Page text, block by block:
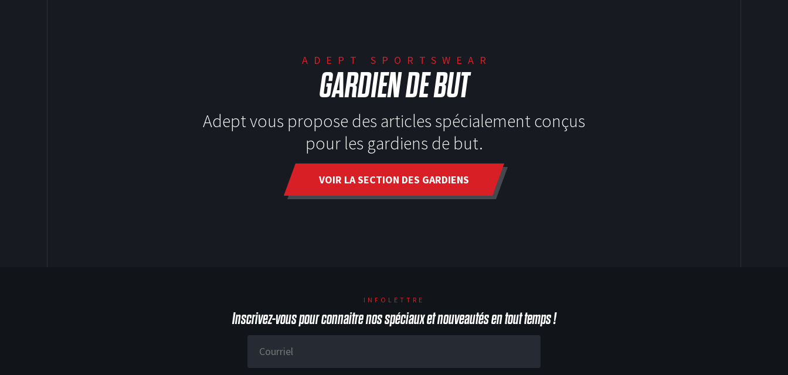
ADEPT SPORTSWEAR
GARDIEN DE BUT
Adept vous propose des articles spécialement conçus
pour les gardiens de but.
VOIR LA SECTION DES GARDIENS
INFOLETTRE
Inscrivez-vous pour connaitre nos spéciaux et nouveautés en tout temps !